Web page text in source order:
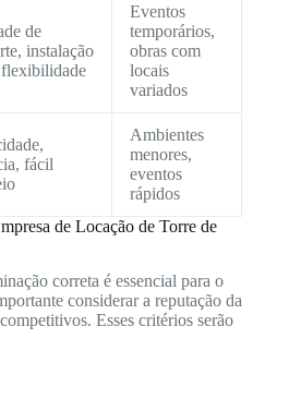
de
instalação
Eventos
temporários,
obras com
locais
variados
fácil
Ambientes
menores,
eventos
rápidos
de Locação de Torre de
correta é essencial para o
considerar a reputação da
Esses critérios serão